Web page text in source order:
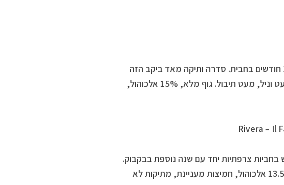
100% פרימיטיבו מעניין מגפנים בוגרות בנות 80 שנה. 12 חודשים בחבית. סדרה ותיקה מאד ביקב הזה
ומוצלחת מאד. פרי שחור עסיסי על האף, אולי דובדבן, מעט וניל, מעט תיבול. גוף מלא, 15% אלכוהול,
Rivera – Il
טרויה, 30% מונטפוליצ’יאנו, התיישן 14 חודש בחביות צרפתיות יחד עם שנה נוספת בבקבוק.
טבק, אדמה והמון פרי בשל על האף, שחור. גוף בינוני, 13.5% אלכוהול, חמיצות מעניינת, מתיקות לא